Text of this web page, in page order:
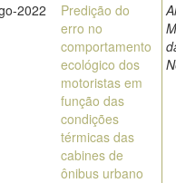
2022
Predição do
erro no
comportamento
ecológico dos
motoristas em
função das
condições
térmicas das
cabines de
ônibus urbano